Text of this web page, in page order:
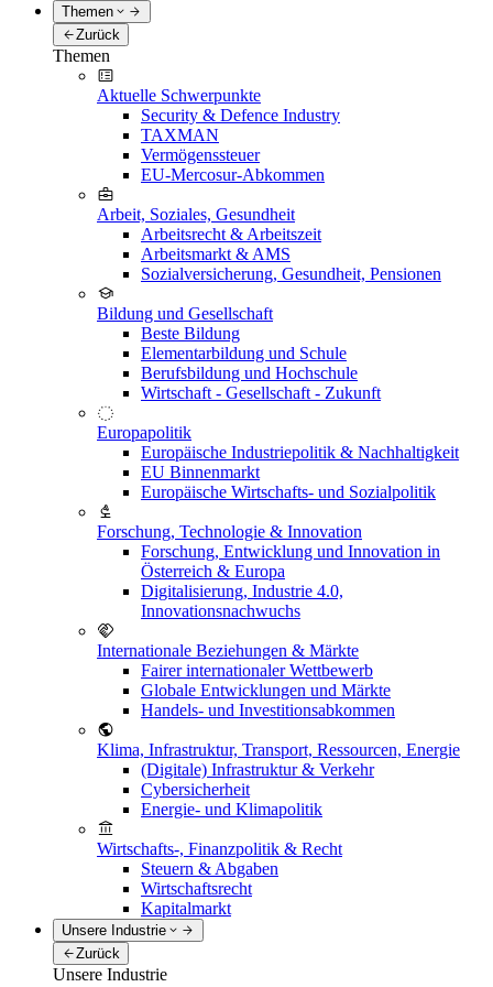
Themen
Zurück
Themen
Aktuelle Schwerpunkte
Security & Defence Industry
TAXMAN
Vermögenssteuer
EU-Mercosur-Abkommen
Arbeit, Soziales, Gesundheit
Arbeitsrecht & Arbeitszeit
Arbeitsmarkt & AMS
Sozialversicherung, Gesundheit, Pensionen
Bildung und Gesellschaft
Beste Bildung
Elementarbildung und Schule
Berufsbildung und Hochschule
Wirtschaft - Gesellschaft - Zukunft
Europapolitik
Europäische Industriepolitik & Nachhaltigkeit
EU Binnenmarkt
Europäische Wirtschafts- und Sozialpolitik
Forschung, Technologie & Innovation
Forschung, Entwicklung und Innovation in
Österreich & Europa
Digitalisierung, Industrie 4.0,
Innovationsnachwuchs
Internationale Beziehungen & Märkte
Fairer internationaler Wettbewerb
Globale Entwicklungen und Märkte
Handels- und Investitionsabkommen
Klima, Infrastruktur, Transport, Ressourcen, Energie
(Digitale) Infrastruktur & Verkehr
Cybersicherheit
Energie- und Klimapolitik
Wirtschafts-, Finanzpolitik & Recht
Steuern & Abgaben
Wirtschaftsrecht
Kapitalmarkt
Unsere Industrie
Zurück
Unsere Industrie